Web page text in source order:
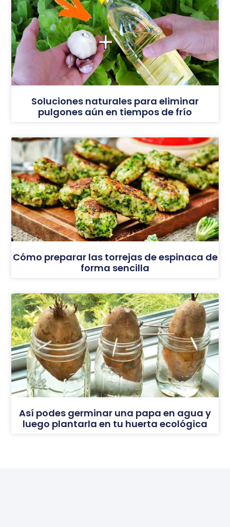
Soluciones naturales para eliminar
pulgones aún en tiempos de frío
Cómo preparar las torrejas de espinaca de
forma sencilla
Así podes germinar una papa en agua y
luego plantarla en tu huerta ecológica